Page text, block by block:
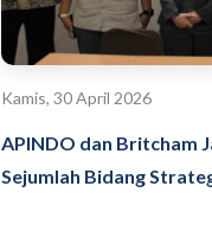
Kamis, 30 April 2026
APINDO dan Britcham
Sejumlah Bidang